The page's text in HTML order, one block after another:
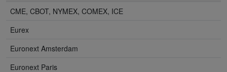
CME, CBOT, NYMEX, COMEX, ICE
Eurex
Euronext Amsterdam
Euronext Paris